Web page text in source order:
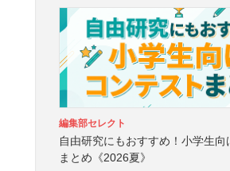
編集部セレクト
自由研究にもおすすめ！小学生向
まとめ《2026夏》